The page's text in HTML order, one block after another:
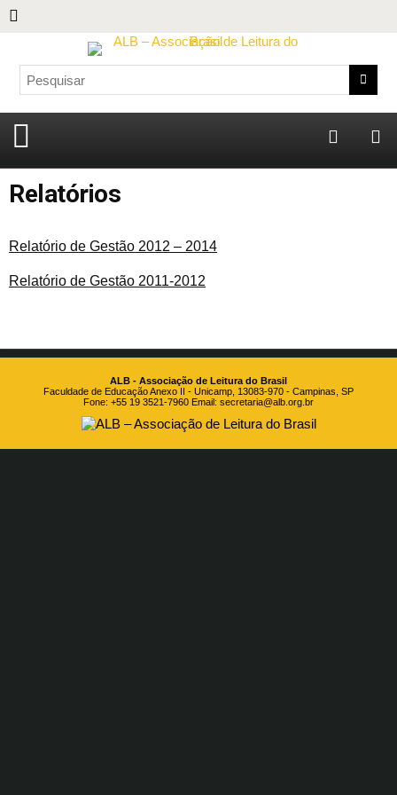
Relatórios
Relatório de Gestão 2012 – 2014
Relatório de Gestão 2011-2012
ALB - Associação de Leitura do Brasil
Faculdade de Educação Anexo II - Unicamp, 13083-970 - Campinas, SP
Fone: +55 19 3521-7960 Email: secretaria@alb.org.br